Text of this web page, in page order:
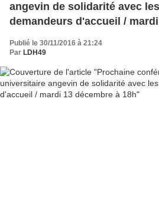
angevin de solidarité avec
demandeurs d'accueil /
Publié le 30/11/2016 à 21:24
Par LDH49